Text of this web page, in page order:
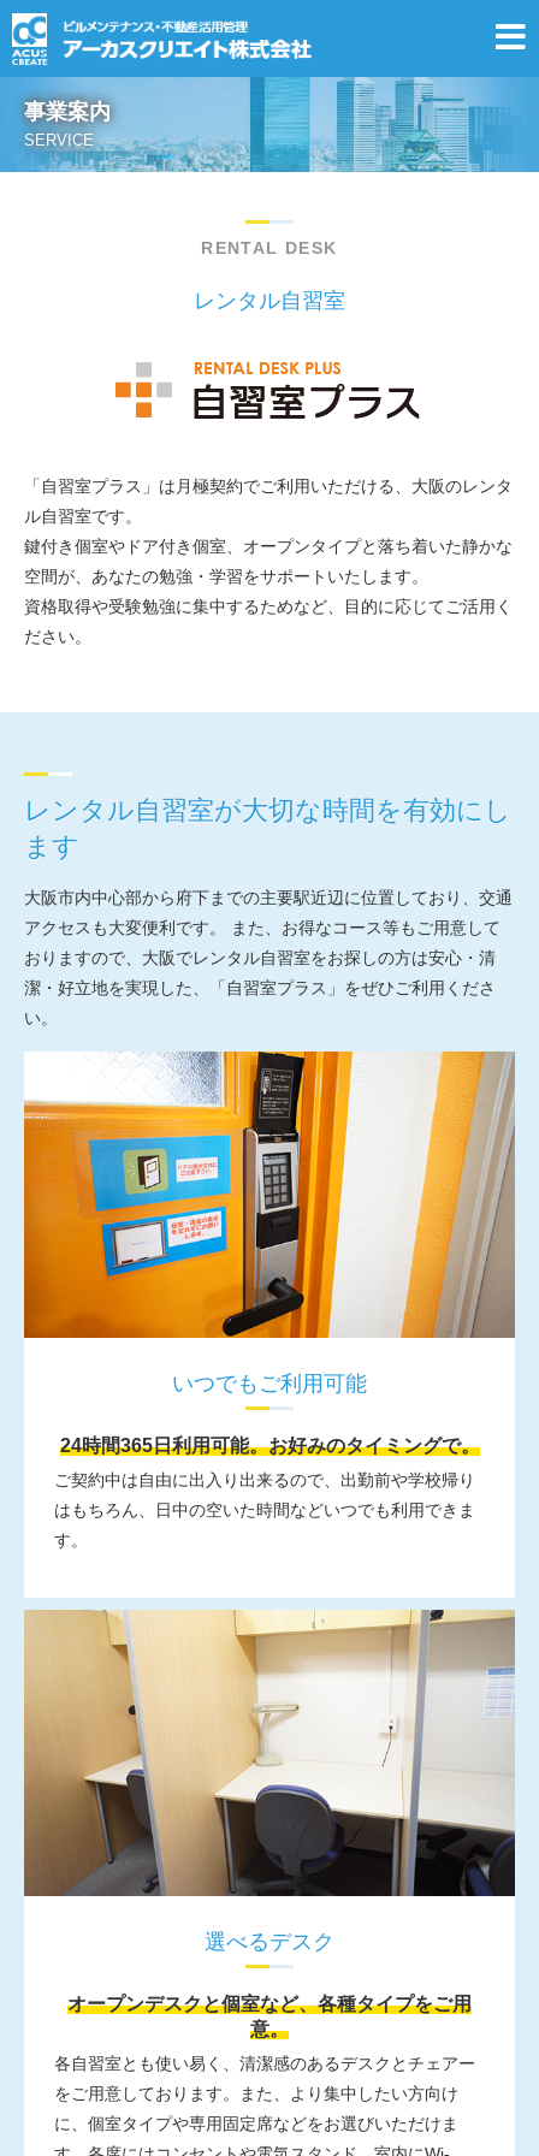
事業案内
SERVICE
RENTAL DESK
レンタル自習室
「自習室プラス」は月極契約でご利用いただける、大阪のレンタ
ル自習室です。
鍵付き個室やドア付き個室、オープンタイプと落ち着いた静かな
空間が、あなたの勉強・学習をサポートいたします。
資格取得や受験勉強に集中するためなど、目的に応じてご活用く
ださい。
レンタル自習室が大切な時間を有効にし
ます
大阪市内中心部から府下までの主要駅近辺に位置しており、交通
アクセスも大変便利です。 また、お得なコース等もご用意して
おりますので、大阪でレンタル自習室をお探しの方は安心・清
潔・好立地を実現した、「自習室プラス」をぜひご利用くださ
い。
いつでもご利用可能
24時間365日利用可能。お好みのタイミングで。
ご契約中は自由に出入り出来るので、出勤前や学校帰り
はもちろん、日中の空いた時間などいつでも利用できま
す。
選べるデスク
オープンデスクと個室など、各種タイプをご用
意。
各自習室とも使い易く、清潔感のあるデスクとチェアー
をご用意しております。また、より集中したい方向け
に、個室タイプや専用固定席などをお選びいただけま